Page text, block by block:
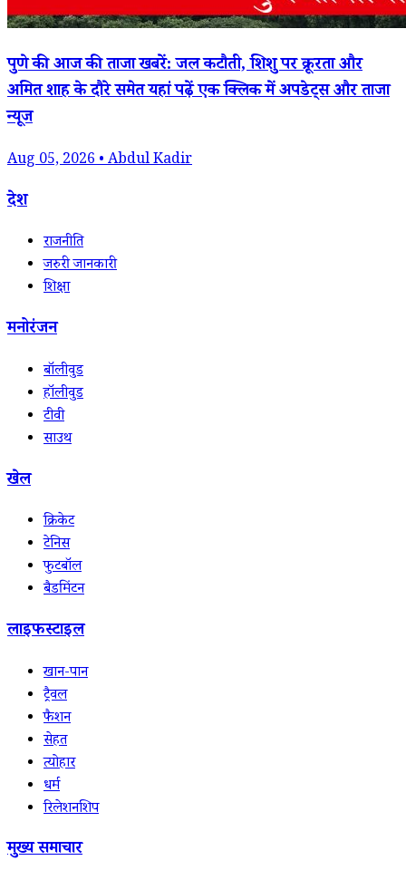
पुणे की आज की ताजा खबरें: जल कटौती, शिशु पर क्रूरता और
अमित शाह के दौरे समेत यहां पढ़ें एक क्लिक में अपडेट्स और ताजा
न्यूज
Aug 05, 2026 • Abdul Kadir
देश
राजनीति
जरुरी जानकारी
शिक्षा
मनोरंजन
बॉलीवुड
हॉलीवुड
टीवी
साउथ
खेल
क्रिकेट
टेनिस
फुटबॉल
बैडमिंटन
लाइफस्टाइल
खान-पान
ट्रैवल
फैशन
सेहत
त्योहार
धर्म
रिलेशनशिप
मुख्य समाचार